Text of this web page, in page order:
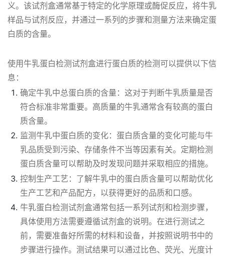
义。该试剂盒通常基于特定的化学原理或酶促反应，将牛乳
样品与试剂反应，并通过一系列的步骤和测量方法来确定蛋
白质的含量。
使用牛乳蛋白检测试剂盒进行蛋白质的检测可以提供以下信
息：
确定牛乳中总蛋白质的含量：这对于判断牛乳质量是否
符合标准非常重要。高质量的牛乳通常含有较高的蛋白
质含量。
监测牛乳中蛋白质的变化：蛋白质含量的变化可能与牛
乳品质受到污染、存储条件不当等因素有关。定期检测
蛋白质含量可以帮助及时发现问题并采取相应的措施。
控制生产工艺：了解牛乳中的蛋白质含量可以帮助优化
生产工艺和产品配方，以获得更好的品质和口感。
牛乳蛋白检测试剂盒通常包括一系列试剂和检测步骤，
具体使用方法需要遵循试剂盒的说明。在进行测试之
前，需要准备好所需的材料和设备，并按照说明书中的
步骤进行操作。测试结果可以通过比色、荧光、光度计